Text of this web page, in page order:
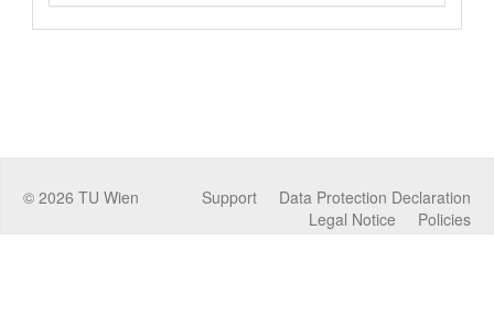
© 2026 TU Wien Data Protection Declaration
Support
Policies
Legal Notice